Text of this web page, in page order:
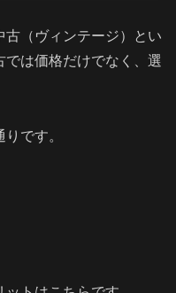
（ヴィンテージ）とい
では価格だけでなく、選
です。